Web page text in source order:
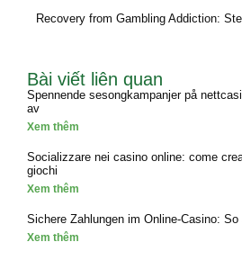
Recovery from Gambling Addiction:
Bài viết liên quan
Spennende sesongkampanjer på
av
Xem thêm
Socializzare nei casino online: come
giochi
Xem thêm
Sichere Zahlungen im Online-Casino:
Xem thêm